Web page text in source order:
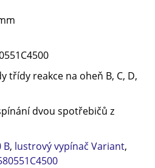
třídy reakce na oheň B, C, D,
dvou spotřebičů z
B, lustrový vypínač Variant,